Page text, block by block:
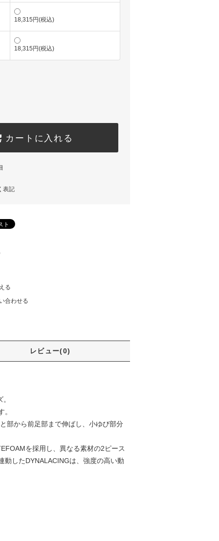
18,315円(税込)
18,315円(税込)
カートに入れる
表記
る
合わせる
レビュー(0)
部から前足部まで伸ばし、小ゆび部分
を採用し、異なる素材の2ピース
動したDYNALACINGは、強度の高い動